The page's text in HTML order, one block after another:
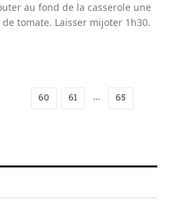
au fond de la casserole une
tomate. Laisser mijoter 1h30.
60 61 … 65